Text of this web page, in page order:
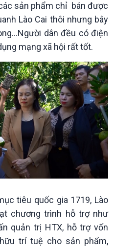
Nông nghiệp & Biển đảo
Tin Nông nghiệp & Biển
đảo
Mùa vàng
Biển đảo Việt Nam
Tâm tình biên giới và hải
đảo
Tìm hiểu biển, đảo Việt
Nam
sản phẩm chỉ bán được
Lào Cai thôi nhưng bây
dân đều có điện
mạng xã hội rất tốt.
tiêu quốc gia 1719, Lào
chương trình hỗ trợ như
quản trị HTX, hỗ trợ vốn
trí tuệ cho sản phẩm,